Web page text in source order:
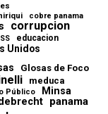
cobre panama
corrupcion
educacion
Unidos
Glosas de Foco
meduca
Público Minsa
panama